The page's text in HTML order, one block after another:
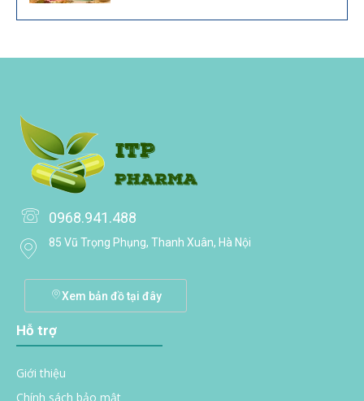
0968.941.488
85 Vũ Trọng Phụng, Thanh Xuân, Hà Nội
Xem bản đồ tại đây
Hỗ trợ
Giới thiệu
Chính sách bảo mật